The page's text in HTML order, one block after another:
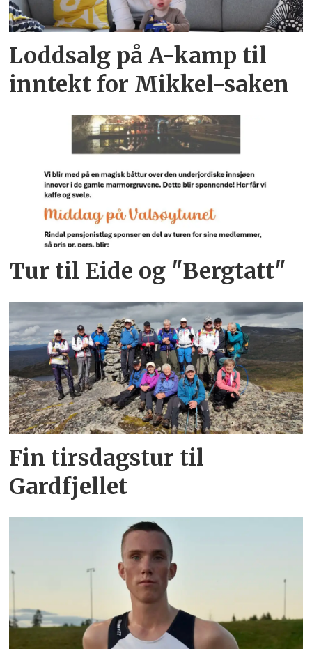
Loddsalg på A-kamp til
inntekt for Mikkel-saken
Tur til Eide og "Bergtatt"
Fin tirsdagstur til
Gardfjellet